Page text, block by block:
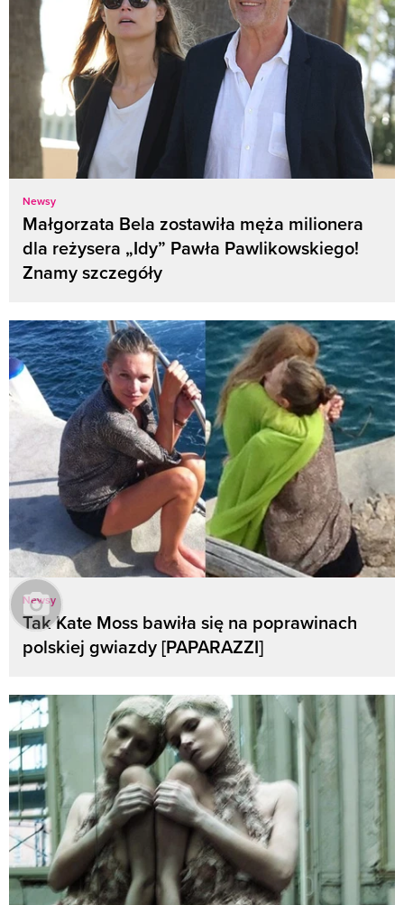
Newsy
Małgorzata Bela zostawiła męża milionera
dla reżysera „Idy” Pawła Pawlikowskiego!
Znamy szczegóły
Newsy
Tak Kate Moss bawiła się na poprawinach
polskiej gwiazdy [PAPARAZZI]